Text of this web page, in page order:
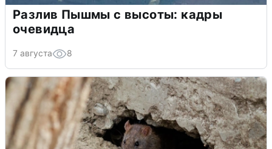
Разлив Пышмы с высоты: кадры
очевидца
7 августа 8